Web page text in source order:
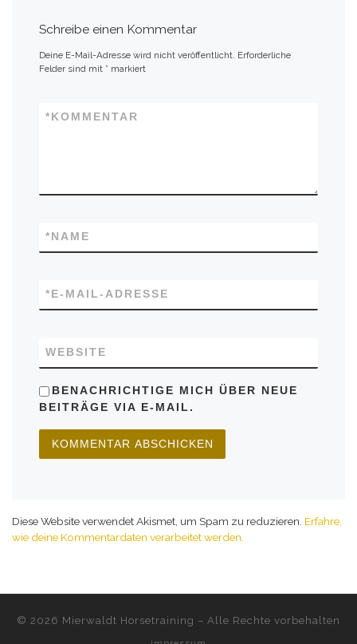
Schreibe einen Kommentar
Deine E-Mail-Adresse wird nicht veröffentlicht. Erforderliche
Felder sind mit * markiert
KOMMENTAR
*
NAME
*
E-MAIL-ADRESSE
*
WEBSITE
BENACHRICHTIGE MICH ÜBER NEUE
BEITRÄGE VIA E-MAIL.
Diese Website verwendet Akismet, um Spam zu reduzieren. Erfahre,
wie deine Kommentardaten verarbeitet werden.
© 2026 Mierwaldt Horsetraining – Alle Rechte vorbehalten